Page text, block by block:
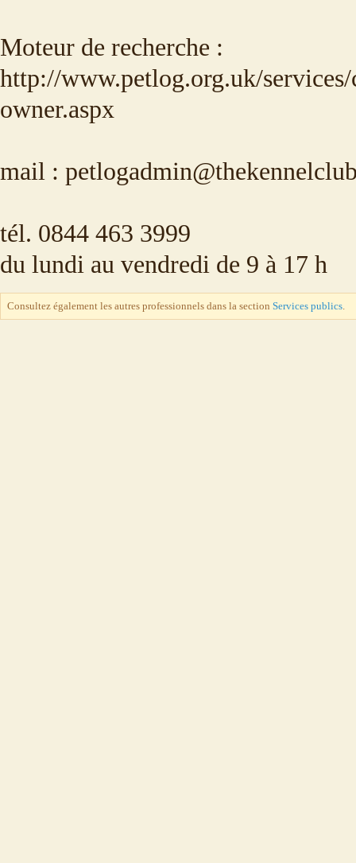
Moteur de recherche :
http://www.petlog.org.uk/
owner.aspx
mail :
tél. 0844 463 3999
du lundi au vendredi de 9 à 17 h
Consultez également les autres professionnels dans la section Services publics.